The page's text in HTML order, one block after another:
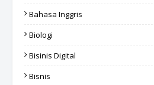
Bahasa Inggris
Biologi
Bisinis Digital
Bisnis